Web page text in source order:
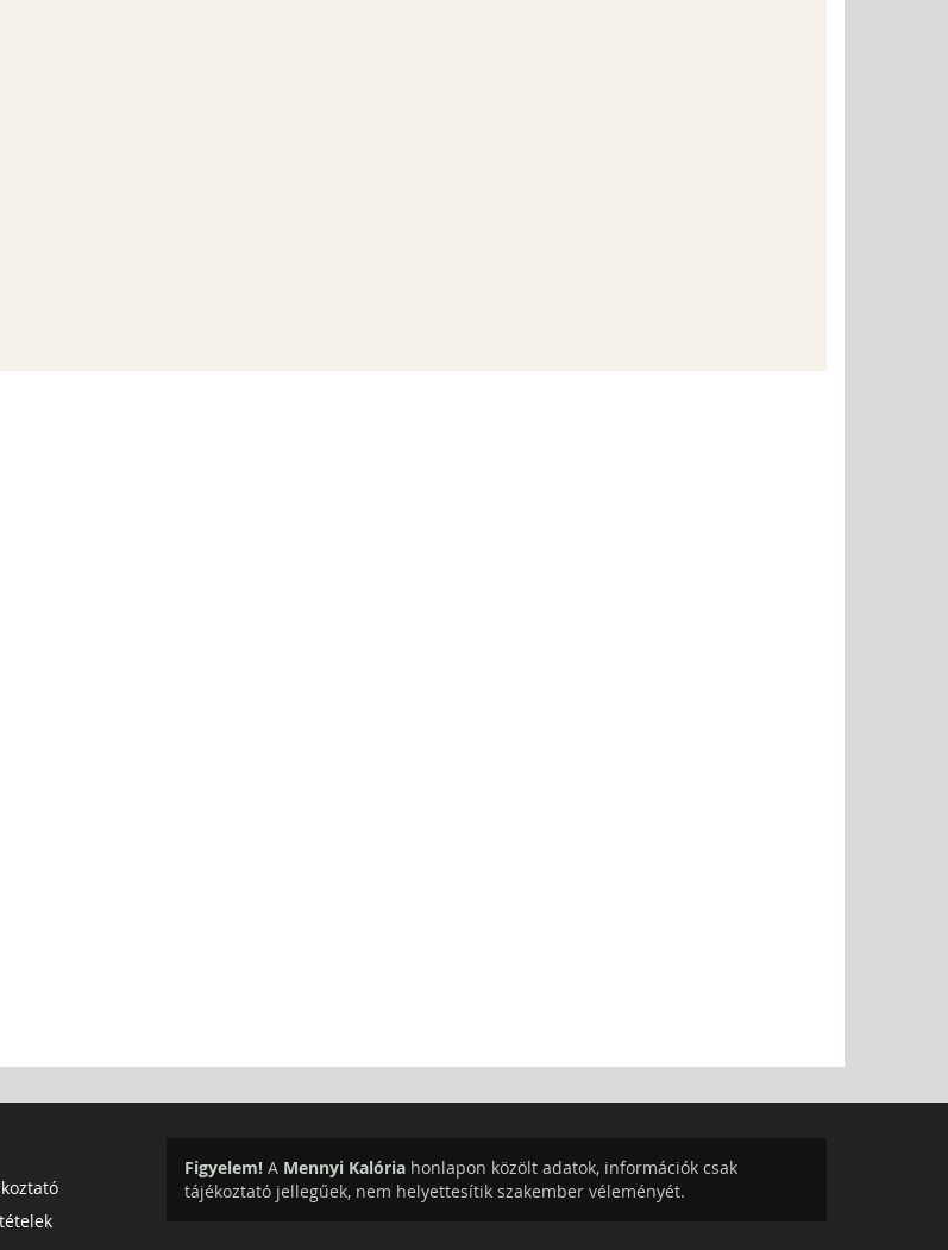
Figyelem! A Mennyi Kalória honlapon közölt adatok, információk csak
tájékoztató jellegűek, nem helyettesítik szakember véleményét.